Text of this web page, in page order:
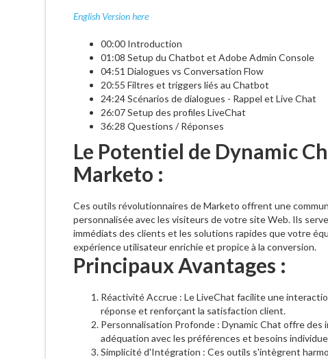
English Version here
00:00 Introduction
01:08 Setup du Chatbot et Adobe Admin Console
04:51 Dialogues vs Conversation Flow
20:55 Filtres et triggers liés au Chatbot
24:24 Scénarios de dialogues - Rappel et Live Chat
26:07 Setup des profiles LiveChat
36:28 Questions / Réponses
Le Potentiel de Dynamic
Marketo :
Ces outils révolutionnaires de Marketo offrent une
personnalisée avec les visiteurs de votre site Web. Ils
immédiats des clients et les solutions rapides que votre
expérience utilisateur enrichie et propice à la conversion.
Principaux Avantages :
Réactivité Accrue : Le LiveChat facilite une
réponse et renforçant la satisfaction client.
Personnalisation Profonde : Dynamic Chat offre des
adéquation avec les préférences et besoins
Simplicité d'Intégration : Ces outils s'intègrent